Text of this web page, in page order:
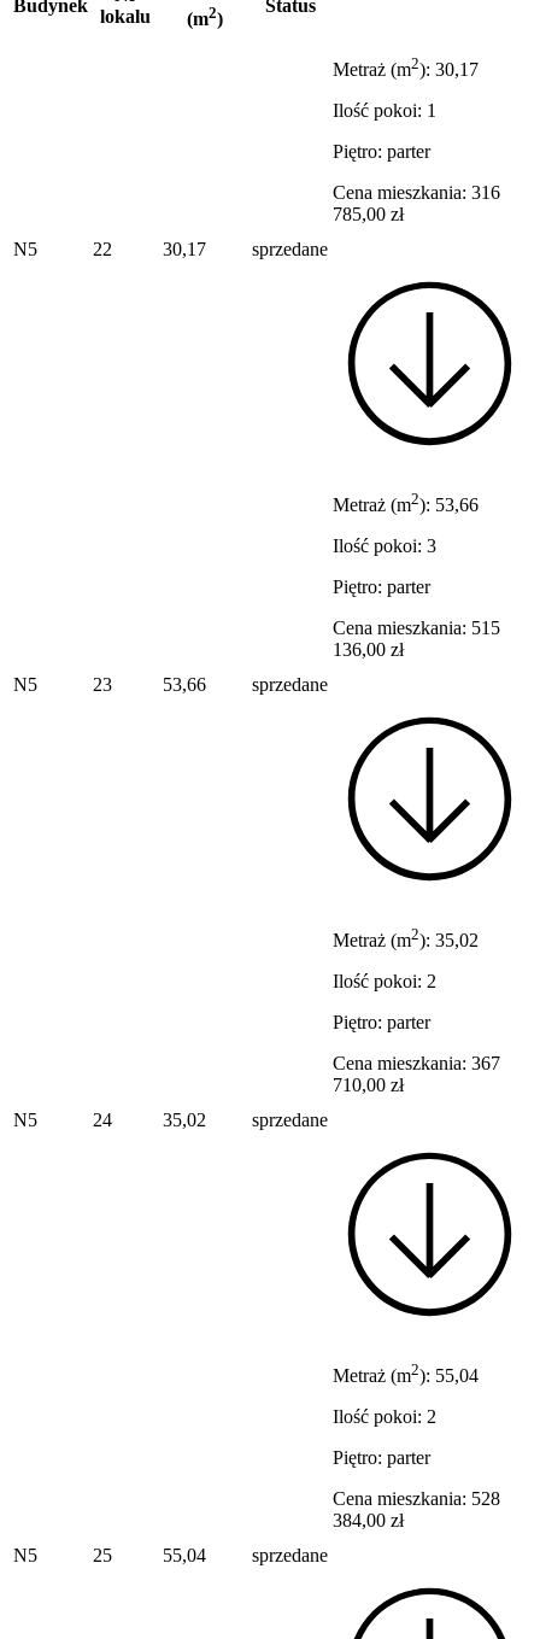
Budynek
lokalu
(m2)
Status
N5 22 30,17 sprzedane
Metraż (m2): 30,17
Ilość pokoi: 1
Piętro: parter
Cena mieszkania: 316
785,00 zł
N5 23 53,66 sprzedane
Metraż (m2): 53,66
Ilość pokoi: 3
Piętro: parter
Cena mieszkania: 515
136,00 zł
N5 24 35,02 sprzedane
Metraż (m2): 35,02
Ilość pokoi: 2
Piętro: parter
Cena mieszkania: 367
710,00 zł
N5 25 55,04 sprzedane
Metraż (m2): 55,04
Ilość pokoi: 2
Piętro: parter
Cena mieszkania: 528
384,00 zł